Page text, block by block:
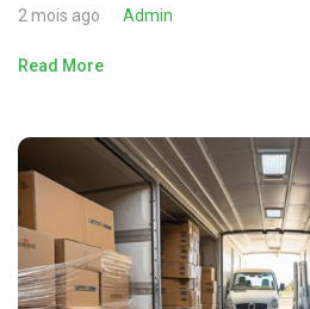
2 mois ago Admin
Read More